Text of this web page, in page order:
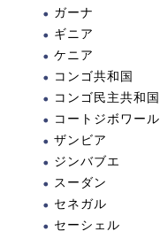
ガーナ
ギニア
ケニア
コンゴ共和国
コンゴ民主共和国
コートジボワール
ザンビア
ジンバブエ
スーダン
セネガル
セーシェル